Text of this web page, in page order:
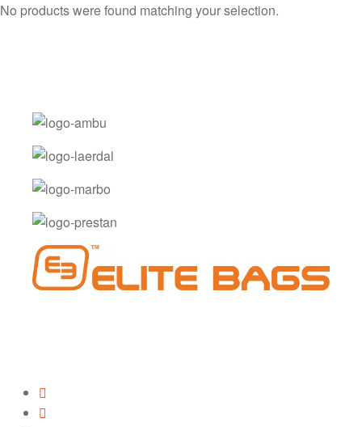
No products were found matching your selection.